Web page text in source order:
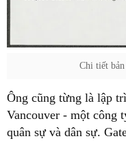
Chi tiết
Ông cũng từng là lập
Vancouver - một công
quân sự và dân sự.